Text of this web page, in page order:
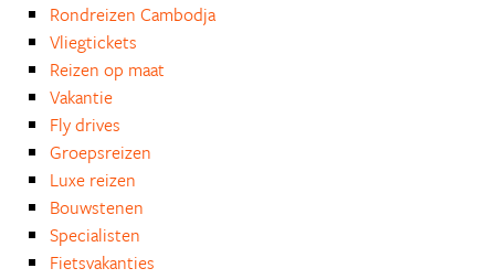
Rondreizen Cambodja
Vliegtickets
Reizen op maat
Vakantie
Fly drives
Groepsreizen
Luxe reizen
Bouwstenen
Specialisten
Fietsvakanties